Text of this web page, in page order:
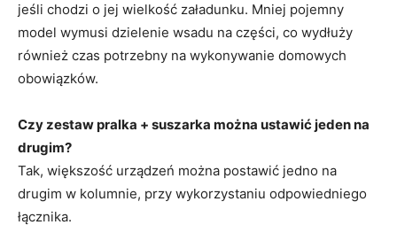
jeśli chodzi o jej wielkość załadunku. Mniej pojemny
model wymusi dzielenie wsadu na części, co wydłuży
również czas potrzebny na wykonywanie domowych
obowiązków.
Czy zestaw pralka + suszarka można ustawić jeden na
drugim?
Tak, większość urządzeń można postawić jedno na
drugim w kolumnie, przy wykorzystaniu odpowiedniego
łącznika.